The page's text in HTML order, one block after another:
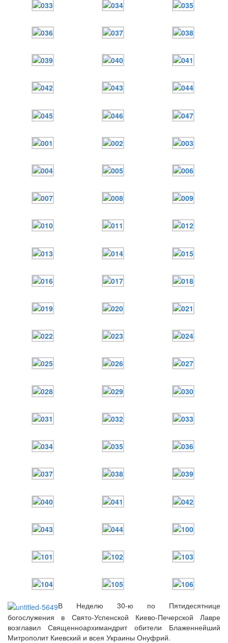
В Неделю 30-ю по Пятидесятнице
богослужения в Свято-Успенской Киево-Печерской Лавре
возглавил Священноархимандрит обители Блаженнейший
Митрополит Киевский и всея Украины Онуфрий.